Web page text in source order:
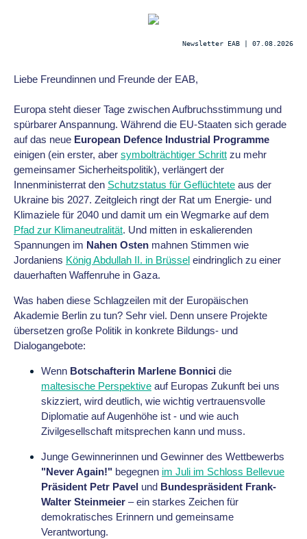
Newsletter EAB | 07.08.2026
Liebe Freundinnen und Freunde der EAB,
Europa steht dieser Tage zwischen Aufbruchsstimmung und
spürbarer Anspannung. Während die EU-Staaten sich gerade
auf das neue European Defence Industrial Programme
einigen (ein erster, aber symbolträchtiger Schritt zu mehr
gemeinsamer Sicherheitspolitik), verlängert der
Innenministerrat den Schutzstatus für Geflüchtete aus der
Ukraine bis 2027. Zeitgleich ringt der Rat um Energie- und
Klimaziele für 2040 und damit um ein Wegmarke auf dem
Pfad zur Klimaneutralität. Und mitten in eskalierenden
Spannungen im Nahen Osten mahnen Stimmen wie
Jordaniens König Abdullah II. in Brüssel eindringlich zu einer
dauerhaften Waffenruhe in Gaza.
Was haben diese Schlagzeilen mit der Europäischen
Akademie Berlin zu tun? Sehr viel. Denn unsere Projekte
übersetzen große Politik in konkrete Bildungs- und
Dialogangebote:
Wenn Botschafterin Marlene Bonnici die
maltesische Perspektive auf Europas Zukunft bei uns
skizziert, wird deutlich, wie wichtig vertrauensvolle
Diplomatie auf Augenhöhe ist - und wie auch
Zivilgesellschaft mitsprechen kann und muss.
Junge Gewinnerinnen und Gewinner des Wettbewerbs
"Never Again!" begegnen im Juli im Schloss Bellevue
Präsident Petr Pavel und Bundespräsident Frank-
Walter Steinmeier – ein starkes Zeichen für
demokratisches Erinnern und gemeinsame
Verantwortung.